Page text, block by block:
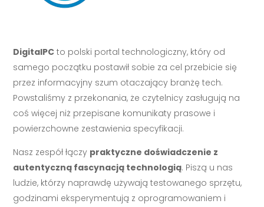
DigitalPC to polski portal technologiczny, który od
samego początku postawił sobie za cel przebicie się
przez informacyjny szum otaczający branżę tech.
Powstaliśmy z przekonania, że czytelnicy zasługują na
coś więcej niż przepisane komunikaty prasowe i
powierzchowne zestawienia specyfikacji.
Nasz zespół łączy praktyczne doświadczenie z
autentyczną fascynacją technologią. Piszą u nas
ludzie, którzy naprawdę używają testowanego sprzętu,
godzinami eksperymentują z oprogramowaniem i